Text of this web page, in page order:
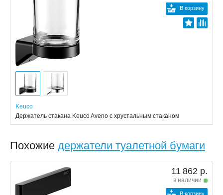
В корзину
Keuco
Держатель стакана Keuco Aveno с хрустальным стаканом
Похожие держатели туалетной бумаги
11 862 р.
в наличии
В корзину